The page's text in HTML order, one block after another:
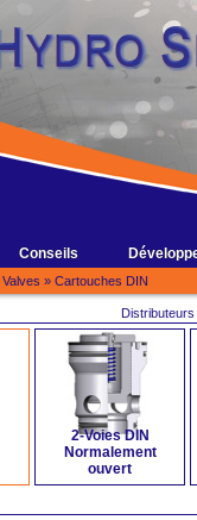
Conseils
Valves » Cartouches DIN
Distributeurs
2-Voies DIN
Normalement
ouvert